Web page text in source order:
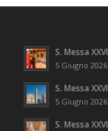
S. Messa
5 Giugno
S. Messa
5 Giugno
S. Messa